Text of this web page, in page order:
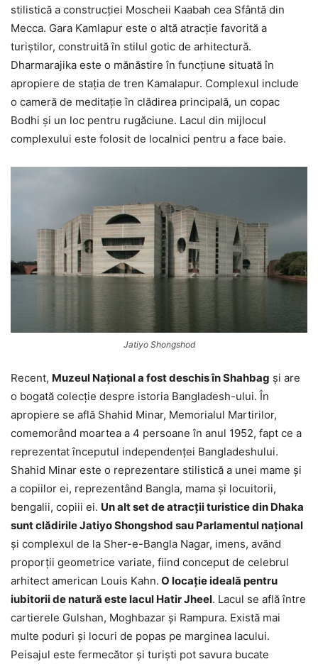
stilistică a construcției Moscheii Kaabah cea Sfântă din
Mecca. Gara Kamlapur este o altă atracție favorită a
turiștilor, construită în stilul gotic de arhitectură.
Dharmarajika este o mănăstire în funcțiune situată în
apropiere de stația de tren Kamalapur. Complexul include
o cameră de meditație în clădirea principală, un copac
Bodhi și un loc pentru rugăciune. Lacul din mijlocul
complexului este folosit de localnici pentru a face baie.
Jatiyo Shongshod
Recent, Muzeul Național a fost deschis în Shahbag și are
o bogată colecție despre istoria Bangladesh-ului. În
apropiere se află Shahid Minar, Memorialul Martirilor,
comemorând moartea a 4 persoane în anul 1952, fapt ce a
reprezentat începutul independenței Bangladeshului.
Shahid Minar este o reprezentare stilistică a unei mame și
a copiilor ei, reprezentând Bangla, mama și locuitorii,
bengalii, copiii ei. Un alt set de atracții turistice din Dhaka
sunt clădirile Jatiyo Shongshod sau Parlamentul național
și complexul de la Sher-e-Bangla Nagar, imens, avănd
proporții geometrice variate, fiind conceput de celebrul
arhitect american Louis Kahn. O locație ideală pentru
iubitorii de natură este lacul Hatir Jheel. Lacul se află între
cartierele Gulshan, Moghbazar și Rampura. Există mai
multe poduri și locuri de popas pe marginea lacului.
Peisajul este fermecător și turiști pot savura bucate